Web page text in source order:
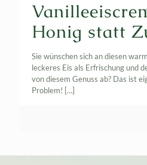
Honig statt
Sie wünschen sich an diesen
leckeres Eis als Erfrischung und
von diesem Genuss ab? Das ist
Problem! […]